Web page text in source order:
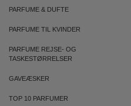
PARFUME & DUFTE
PARFUME TIL KVINDER
PARFUME REJSE- OG
TASKESTØRRELSER
GAVEÆSKER
TOP 10 PARFUMER